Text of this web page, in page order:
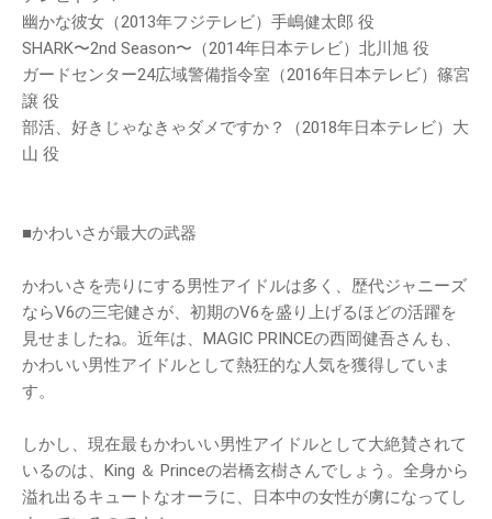
幽かな彼女（2013年フジテレビ）手嶋健太郎 役
SHARK〜2nd Season〜（2014年日本テレビ）北川旭 役
ガードセンター24広域警備指令室（2016年日本テレビ）篠宮
譲 役
部活、好きじゃなきゃダメですか？（2018年日本テレビ）大
山 役
■かわいさが最大の武器
かわいさを売りにする男性アイドルは多く、歴代ジャニーズ
ならV6の三宅健さが、初期のV6を盛り上げるほどの活躍を
見せましたね。近年は、MAGIC PRINCEの西岡健吾さんも、
かわいい男性アイドルとして熱狂的な人気を獲得していま
す。
しかし、現在最もかわいい男性アイドルとして大絶賛されて
いるのは、King ＆ Princeの岩橋玄樹さんでしょう。全身から
溢れ出るキュートなオーラに、日本中の女性が虜になってし